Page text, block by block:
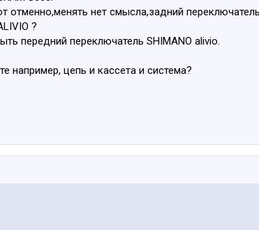
отменно,менять нет смысла,задний
?
передний переключатель SHIMANO alivio.
например, цепь и кассета и система?